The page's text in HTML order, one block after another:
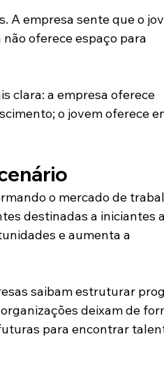
A empresa sente que o
oferece espaço para
clara: a empresa oferece
o jovem oferece
o mercado de
destinadas a iniciantes
e aumenta a
saibam estruturar
deixam de
para encontrar